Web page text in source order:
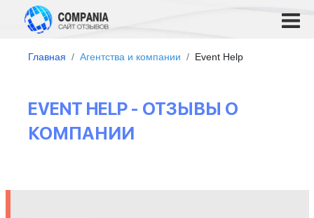
Главная Агентства и компании Event Help
EVENT HELP - ОТЗЫВЫ О
КОМПАНИИ